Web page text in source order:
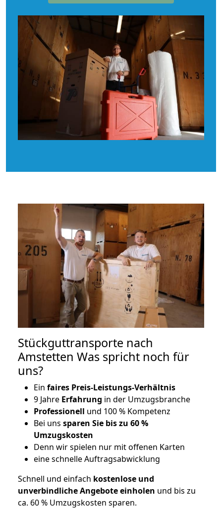
Stückguttransporte nach
Amstetten Was spricht noch für
uns?
Ein faires Preis-Leistungs-Verhältnis
9 Jahre Erfahrung in der Umzugsbranche
Professionell und 100 % Kompetenz
Bei uns sparen Sie bis zu 60 %
Umzugskosten
Denn wir spielen nur mit offenen Karten
eine schnelle Auftragsabwicklung
Schnell und einfach kostenlose und
unverbindliche Angebote einholen und bis zu
ca. 60 % Umzugskosten sparen.